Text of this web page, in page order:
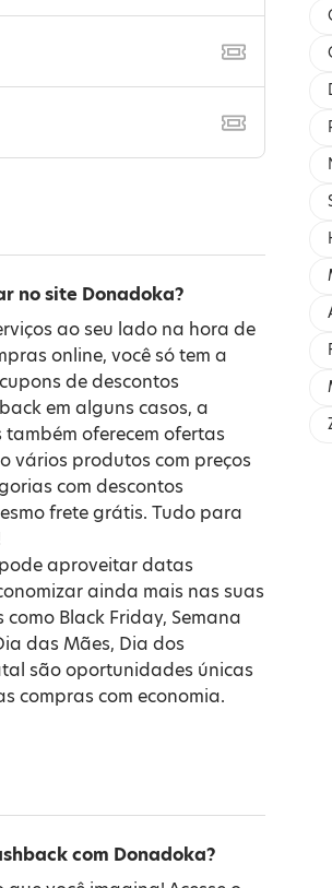
no site Donadoka?
ao seu lado na hora de
online, você só tem a
de descontos
em alguns casos, a
oferecem ofertas
vários produtos com preços
com descontos
frete grátis. Tudo para
aproveitar datas
ainda mais nas suas
como Black Friday, Semana
das Mães, Dia dos
são oportunidades únicas
compras com economia.
com Donadoka?